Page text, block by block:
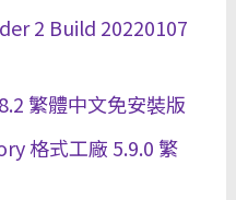
2 Build 20220107
繁體中文免安裝版
格式工廠 5.9.0 繁